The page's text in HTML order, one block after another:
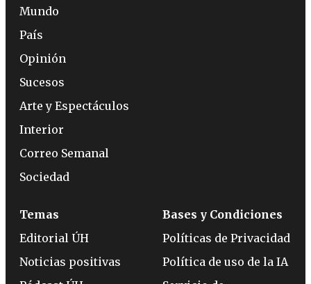
Mundo
País
Opinión
Sucesos
Arte y Espectáculos
Interior
Correo Semanal
Sociedad
Temas
Editorial ÚH
Noticias positivas
Bases y Condiciones
Políticas de Privacidad
Política de uso de la IA